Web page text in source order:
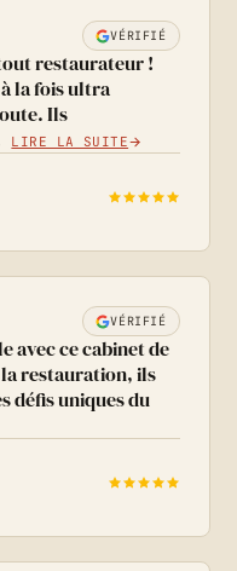
VÉRIFIÉ
restaurateur !
à la fois ultra
Ils
LIRE LA SUITE
VÉRIFIÉ
avec ce cabinet de
restauration, ils
défis uniques du